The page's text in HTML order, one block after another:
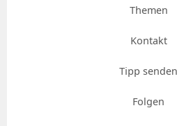
Themen
Kontakt
Tipp senden
Folgen